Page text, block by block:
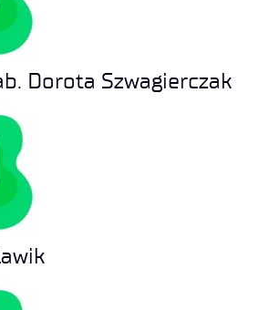
Dorota Szwagierczak